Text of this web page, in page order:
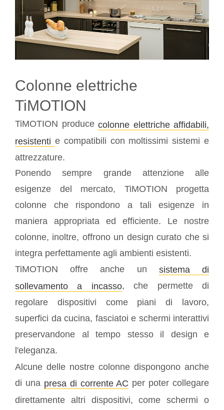
Colonne elettriche
TiMOTION
TiMOTION produce colonne elettriche affidabili,
resistenti e compatibili con moltissimi sistemi e
attrezzature.
Ponendo sempre grande attenzione alle
esigenze del mercato, TiMOTION progetta
colonne che rispondono a tali esigenze in
maniera appropriata ed efficiente. Le nostre
colonne, inoltre, offrono un design curato che si
integra perfettamente agli ambienti esistenti.
TiMOTION offre anche un sistema di
sollevamento a incasso, che permette di
regolare dispositivi come piani di lavoro,
superfici da cucina, fasciatoi e schermi interattivi
preservandone al tempo stesso il design e
l'eleganza.
Alcune delle nostre colonne dispongono anche
di una presa di corrente AC per poter collegare
direttamente altri dispositivi, come schermi o